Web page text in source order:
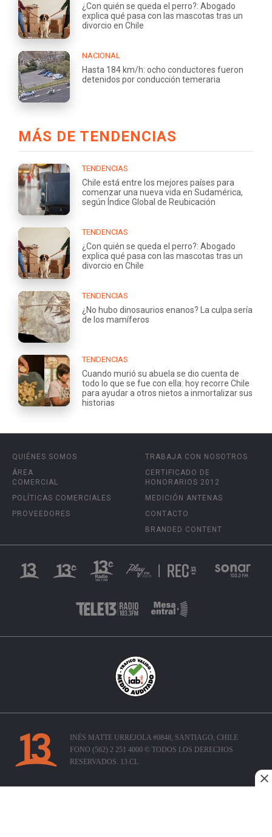
¿Con quién se queda el perro?: Abogado
explica qué pasa con las mascotas tras un
divorcio en Chile
NACIONAL
Hasta 184 km/h: ocho conductores fueron
detenidos por conducción temeraria
MÁS DE TENDENCIAS
TENDENCIAS
Chile está entre los mejores países para
comenzar una nueva vida en Sudamérica,
según Índice Global de Reubicación
TENDENCIAS
¿Con quién se queda el perro?: Abogado
explica qué pasa con las mascotas tras un
divorcio en Chile
TENDENCIAS
¿No hubo dinosaurios enanos? La culpa sería
de los mamíferos
TENDENCIAS
Cuando murió su abuela se dio cuenta de
todo lo que se fue con ella: hoy recorre Chile
para ayudar a otros nietos a inmortalizar sus
historias
QUIÉNES SOMOS
ÁREA
COMERCIAL
POLÍTICAS COMERCIALES
PROVEEDORES
TRABAJA CON NOSOTROS
CERTIFICADO DE
HONORARIOS 2012
MEDICIÓN ANTENAS
CONTACTO
BRANDED CONTENT
INÉS MATTE URREJOLA #0848, SANTIAGO, CHILE
FONO (562) 2 251 4000 © TODOS LOS DERECHOS
RESERVADOS. 13.CL